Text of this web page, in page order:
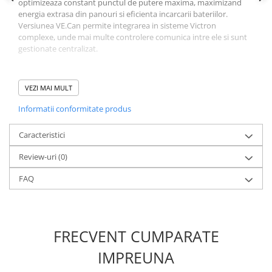
optimizeaza constant punctul de putere maxima, maximizand
energia extrasa din panouri si eficienta incarcarii bateriilor.
Versiunea VE.Can permite integrarea in sisteme Victron
complexe, unde mai multe controlere comunica intre ele si sunt
gestionate centralizat.
Specificatii tehnice principale
Curent incarcare maxim:85 A
Tensiune maxima PV:250 V
Tensiune baterie:
Tehnologie:MPPT ultra rapid
Eficienta:pana la 98%
Comunicatie:
Bluetooth (integrat)
supracurent
VEZI MAI MULT
Informatii conformitate produs
Caracteristici
Review-uri(0)
FAQ
FRECVENT CUMPARATE
IMPREUNA